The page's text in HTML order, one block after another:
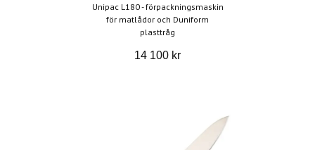
Unipac L180 - förpackningsmaskin
för matlådor och Duniform
plasttråg
14 100 kr